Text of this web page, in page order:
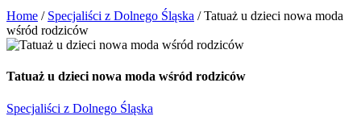
Home / Specjaliści z Dolnego Śląska /Tatuaż u dzieci nowa moda
wśród rodziców
Tatuaż u dzieci nowa moda wśród rodziców
Specjaliści z Dolnego Śląska